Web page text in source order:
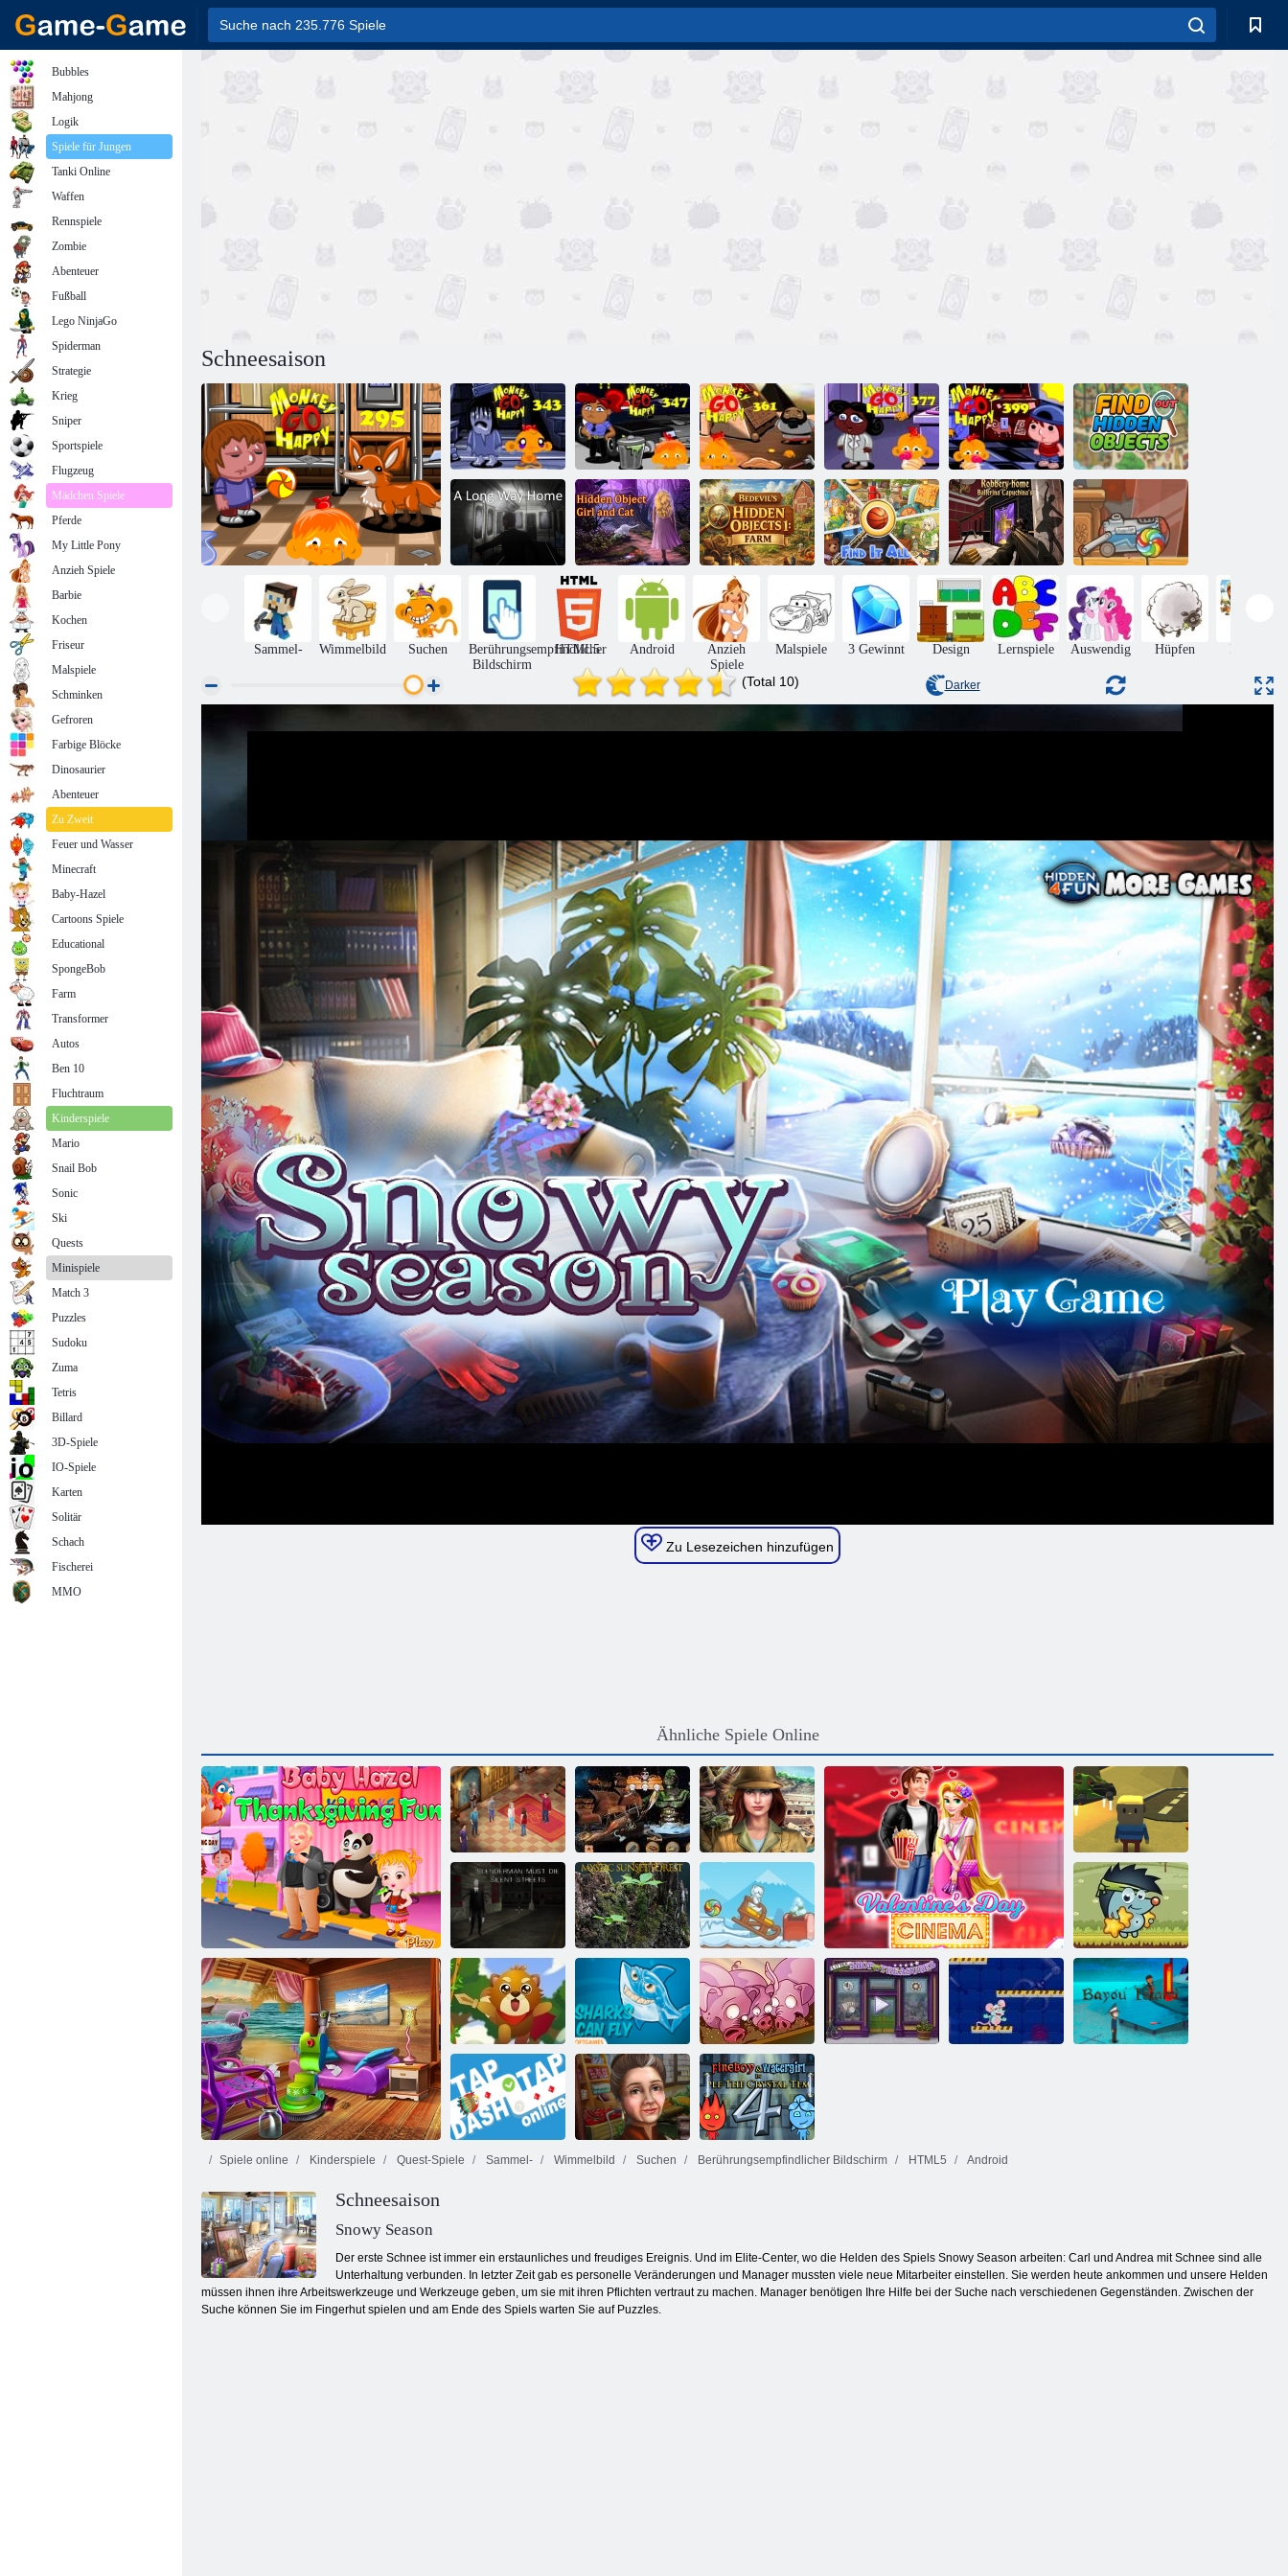
Schneesaison
Affe geht glücklich Stufe 295
Monkey Go
Happy Stage
343,
Affe Go Happy
Stage 347
Affe Go Happy
Stage 361
Affe Go Happy
Stage 377
Affe GO Happy
Stage 399
Finden Sie ein
verstecktes
Objekt heraus
Ein langer Weg
nach Hause
Mädchen und
Katze
Bedevil's
Hidden Objects
1: Bauernhof
Finden Sie alles
Raub nach
Hause Ballerina
Capuchina
Finden Sie die
Süßigkeit
Sammel- Wimmelbild Suchen
Berührungsempfindlicher
Bildschirm
HTML5 Android
Anzieh
Spiele
Malspiele 3 Gewinnt Design Lernspiele Auswendig Hüpfen Puzzles
(Total 10) Darker
Zu Lesezeichen hinzufügen
Ähnliche Spiele Online
Baby-Hazel. Thanksgiving-Spaß
Evermoor Der
Faden des
Schicksals
Hidden Objects-
Piraten-Schatz
Versteckte
Geschichte
Kogama Der
Fall Geisterhaus
Slenderman
muss sterben:
Stille Straßen
Mystischer
Sonnenuntergang
Wald
Beach House Reinigung
Finden Sie die
Süßigkeit:
Winter
Sboschik Äpfeln
Eichhörnchen-
Held
Fliegen Shark
Run, Schwein,
Run
Spiele online Kinderspiele Quest-Spiele Sammel- Wimmelbild Suchen Berührungsempfindlicher Bildschirm HTML5 Android
Schneesaison
Snowy Season
Der erste Schnee ist immer ein erstaunliches und freudiges Ereignis. Und im Elite-Center, wo die Helden des Spiels Snowy Season arbeiten: Carl und Andrea mit Schnee sind alle
Unterhaltung verbunden. In letzter Zeit gab es personelle Veränderungen und Manager mussten viele neue Mitarbeiter einstellen. Sie werden heute ankommen und unsere Helden
müssen ihnen ihre Arbeitswerkzeuge und Werkzeuge geben, um sie mit ihren Pflichten vertraut zu machen. Manager benötigen Ihre Hilfe bei der Suche nach verschiedenen Gegenständen. Zwischen der
Suche können Sie im Fingerhut spielen und am Ende des Spiels warten Sie auf Puzzles.
Bubbles
Mahjong
Logik
Spiele für Jungen
Tanki Online
Waffen
Rennspiele
Zombie
Abenteuer
Fußball
Lego NinjaGo
Spiderman
Strategie
Krieg
Sniper
Sportspiele
Flugzeug
Mädchen Spiele
Pferde
My Little Pony
Anzieh Spiele
Barbie
Kochen
Friseur
Malspiele
Schminken
Gefroren
Farbige Blöcke
Dinosaurier
Abenteuer
Zu Zweit
Feuer und Wasser
Minecraft
Baby-Hazel
Cartoons Spiele
Educational
SpongeBob
Farm
Transformer
Autos
Ben 10
Fluchtraum
Kinderspiele
Mario
Snail Bob
Sonic
Ski
Quests
Minispiele
Match 3
Puzzles
Sudoku
Zuma
Tetris
Billard
3D-Spiele
IO-Spiele
Karten
Solitär
Schach
Fischerei
MMO